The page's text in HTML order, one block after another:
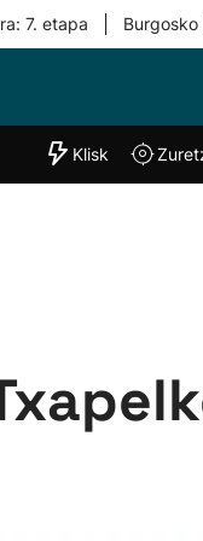
7. etapa
"Helmuga"
Klisk